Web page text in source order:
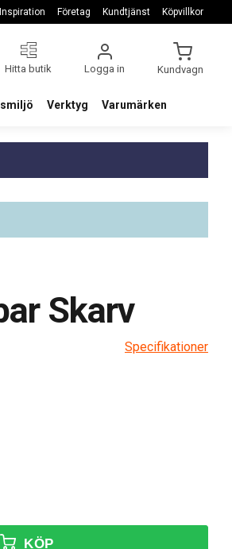
Inspiration Företag Kundtjänst Köpvillkor
Hitta butik Logga in Kundvagn
Verktyg Varumärken
Skarv
Specifikationer
KÖP